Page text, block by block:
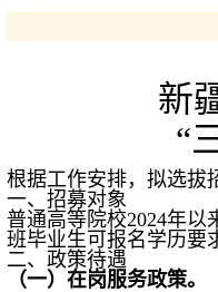
新疆生产
“三支一
根据工作安排，拟选拔
一、招募对象
普通高等院校2024年
班毕业生可报名学历要
二、政策待遇
（一）在岗服务政策。